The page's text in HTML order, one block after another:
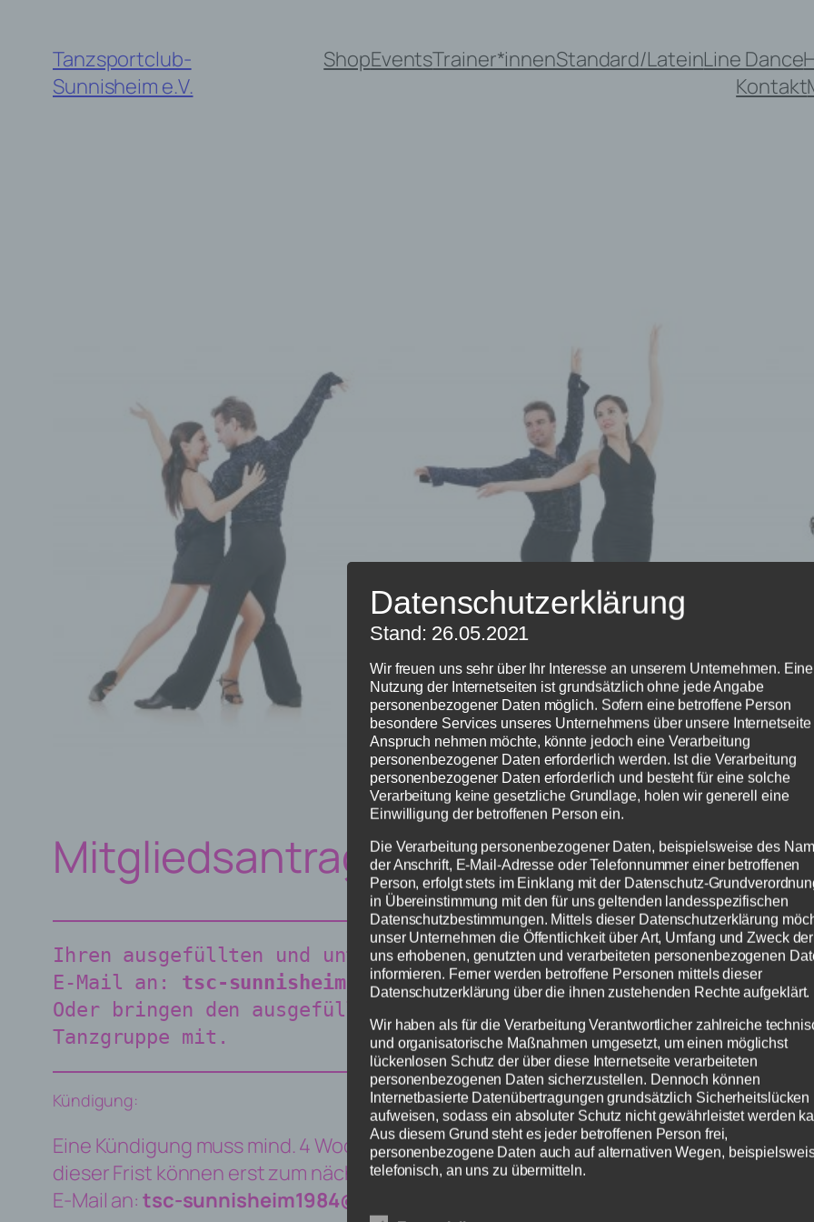
Inhalt
springen
Tanzsportclub-
Sunnisheim e.V.
ShopEventsTrainer*innenStandard/LateinLine Dance
Kontakt
Mitgliedsantrag
Ihren ausgefüllten und unterschriebenen Mitgliedsantrag sende
E-Mail an: tsc-sunnisheim1984@outlook.de
Oder bringen den ausgefüllten und unterschriebenen
Tanzgruppe mit.
Kündigung:
Eine Kündigung muss mind. 4 Wochen zum Quartalsende schriftlich an den
dieser Frist können erst zum nächsten Monatsende berücksichtigt werden. Senden
E-Mail an: tsc-sunnisheim1984@outlook.de
Datenschutzerklärung
Stand: 26.05.2021
Wir freuen uns sehr über Ihr Interesse an unserem Unternehmen. Eine
Nutzung der Internetseiten ist grundsätzlich ohne jede Angabe
personenbezogener Daten möglich. Sofern eine betroffene Person
besondere Services unseres Unternehmens über unsere Internetseite
Anspruch nehmen möchte, könnte jedoch eine Verarbeitung
personenbezogener Daten erforderlich werden. Ist die Verarbeitung
personenbezogener Daten erforderlich und besteht für eine solche
Verarbeitung keine gesetzliche Grundlage, holen wir generell eine
Einwilligung der betroffenen Person ein.
Die Verarbeitung personenbezogener Daten, beispielsweise des
der Anschrift, E-Mail-Adresse oder Telefonnummer einer betroffenen
Person, erfolgt stets im Einklang mit der Datenschutz-
in Übereinstimmung mit den für uns geltenden landesspezifischen
Datenschutzbestimmungen. Mittels dieser Datenschutzerklärung
unser Unternehmen die Öffentlichkeit über Art, Umfang und Zweck
uns erhobenen, genutzten und verarbeiteten personenbezogenen
informieren. Ferner werden betroffene Personen mittels dieser
Datenschutzerklärung über die ihnen zustehenden Rechte aufgeklärt.
Wir haben als für die Verarbeitung Verantwortlicher zahlreiche
und organisatorische Maßnahmen umgesetzt, um einen möglichst
lückenlosen Schutz der über diese Internetseite verarbeiteten
personenbezogenen Daten sicherzustellen. Dennoch können
Internetbasierte Datenübertragungen grundsätzlich Sicherheitslücken
aufweisen, sodass ein absoluter Schutz nicht gewährleistet werden
Aus diesem Grund steht es jeder betroffenen Person frei,
personenbezogene Daten auch auf alternativen Wegen,
telefonisch, an uns zu übermitteln.